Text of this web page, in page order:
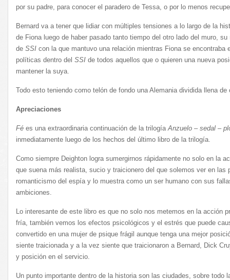
por su padre, para conocer el paradero de Tessa, o por lo menos
Bernard va a tener que lidiar con múltiples tensiones a lo largo de la
de Fiona luego de haber pasado tanto tiempo del otro lado del muro,
de SSI con la que mantuvo una relación mientras Fiona se encontraba
políticas dentro del SSI de todos aquellos que o quieren una nueva
mantener la suya.
Todo esto teniendo como telón de fondo una Alemania dividida llena de
Apreciaciones
Fé es una extraordinaria continuación de la trilogíaAnzuelo – sedal –
inmediatamente luego de los hechos del último libro de la trilogía.
Como siempre Deighton logra sumergirnos rápidamente no solo en la
que suena más realista, sucio y traicionero del que solemos ver en las
romanticismo del espía y lo muestra como un ser humano con sus
ambiciones.
Lo interesante de este libro es que no solo nos metemos en la acción
fría, también vemos los efectos psicológicos y el estrés que puede
convertido en una mujer de psique frágil aunque tenga una mejor
siente traicionada y a la vez siente que traicionaron a Bernard, Dick
y posición en el servicio.
Un punto importante dentro de la historia son las ciudades, sobre todo